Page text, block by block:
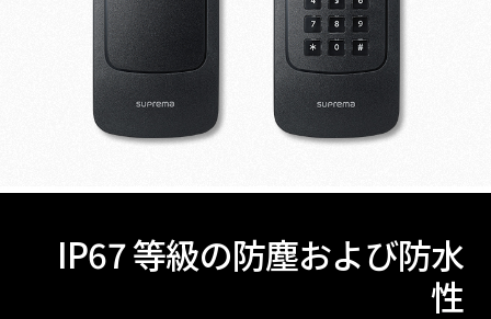
IP67 等級の防塵および防水
性